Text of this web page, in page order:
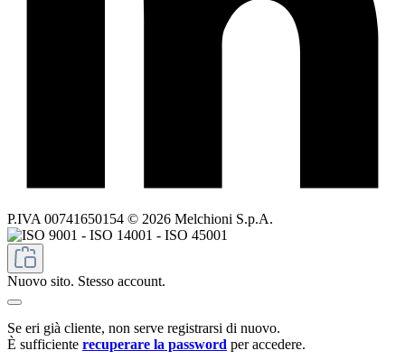
P.IVA 00741650154 © 2026 Melchioni S.p.A.
Nuovo sito. Stesso account.
Se eri già cliente, non serve registrarsi di nuovo.
È sufficiente recuperare la password per accedere.